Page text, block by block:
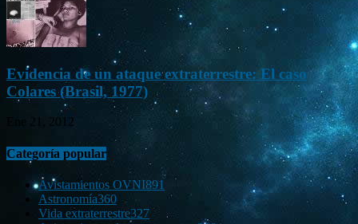
Evidencia de un ataque extraterrestre: El caso
Colares (Brasil, 1977)
Ene 21, 2012
Categoría popular
Avistamientos OVNI891
Astronomía360
Vida extraterrestre327